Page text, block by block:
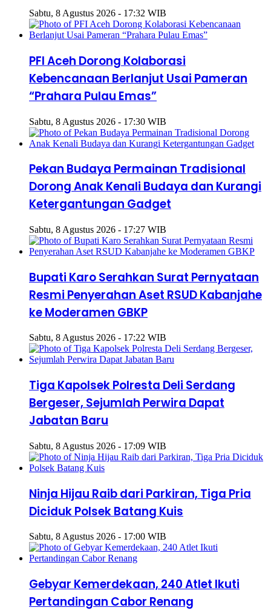
Sabtu, 8 Agustus 2026 - 17:32 WIB
PFI Aceh Dorong Kolaborasi
Kebencanaan Berlanjut Usai Pameran
“Prahara Pulau Emas”
Sabtu, 8 Agustus 2026 - 17:30 WIB
Pekan Budaya Permainan Tradisional
Dorong Anak Kenali Budaya dan Kurangi
Ketergantungan Gadget
Sabtu, 8 Agustus 2026 - 17:27 WIB
Bupati Karo Serahkan Surat Pernyataan
Resmi Penyerahan Aset RSUD Kabanjahe
ke Moderamen GBKP
Sabtu, 8 Agustus 2026 - 17:22 WIB
Tiga Kapolsek Polresta Deli Serdang
Bergeser, Sejumlah Perwira Dapat
Jabatan Baru
Sabtu, 8 Agustus 2026 - 17:09 WIB
Ninja Hijau Raib dari Parkiran, Tiga Pria
Diciduk Polsek Batang Kuis
Sabtu, 8 Agustus 2026 - 17:00 WIB
Gebyar Kemerdekaan, 240 Atlet Ikuti
Pertandingan Cabor Renang